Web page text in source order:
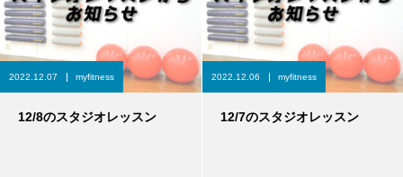
2022.12.07 myfitness
12/8のスタジオレッスン
2022.12.06 myfitness
12/7のスタジオレッスン